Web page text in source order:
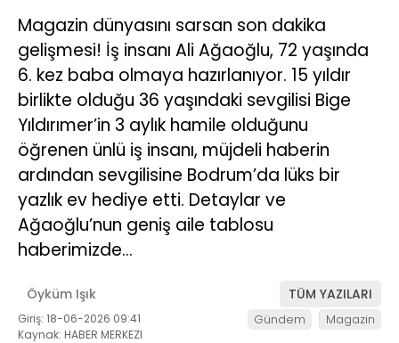
Magazin dünyasını sarsan son dakika
gelişmesi! İş insanı Ali Ağaoğlu, 72 yaşında
6. kez baba olmaya hazırlanıyor. 15 yıldır
birlikte olduğu 36 yaşındaki sevgilisi Bige
Yıldırımer’in 3 aylık hamile olduğunu
öğrenen ünlü iş insanı, müjdeli haberin
ardından sevgilisine Bodrum’da lüks bir
yazlık ev hediye etti. Detaylar ve
Ağaoğlu’nun geniş aile tablosu
haberimizde…
Öyküm Işık TÜM YAZILARI
Giriş: 18-06-2026 09:41
Kaynak: HABER MERKEZI
Gündem Magazin